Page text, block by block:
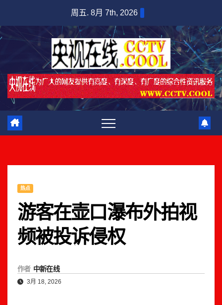
内
周五. 8月 7th, 2026
热点
游客在壶口瀑布外拍视
频被投诉侵权
作者 中新在线
3月 18, 2026